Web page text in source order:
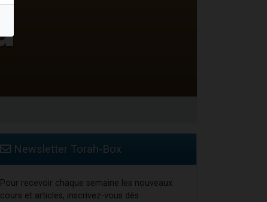
Newsletter Torah-Box
Pour recevoir chaque semaine les nouveaux
cours et articles, inscrivez-vous dès